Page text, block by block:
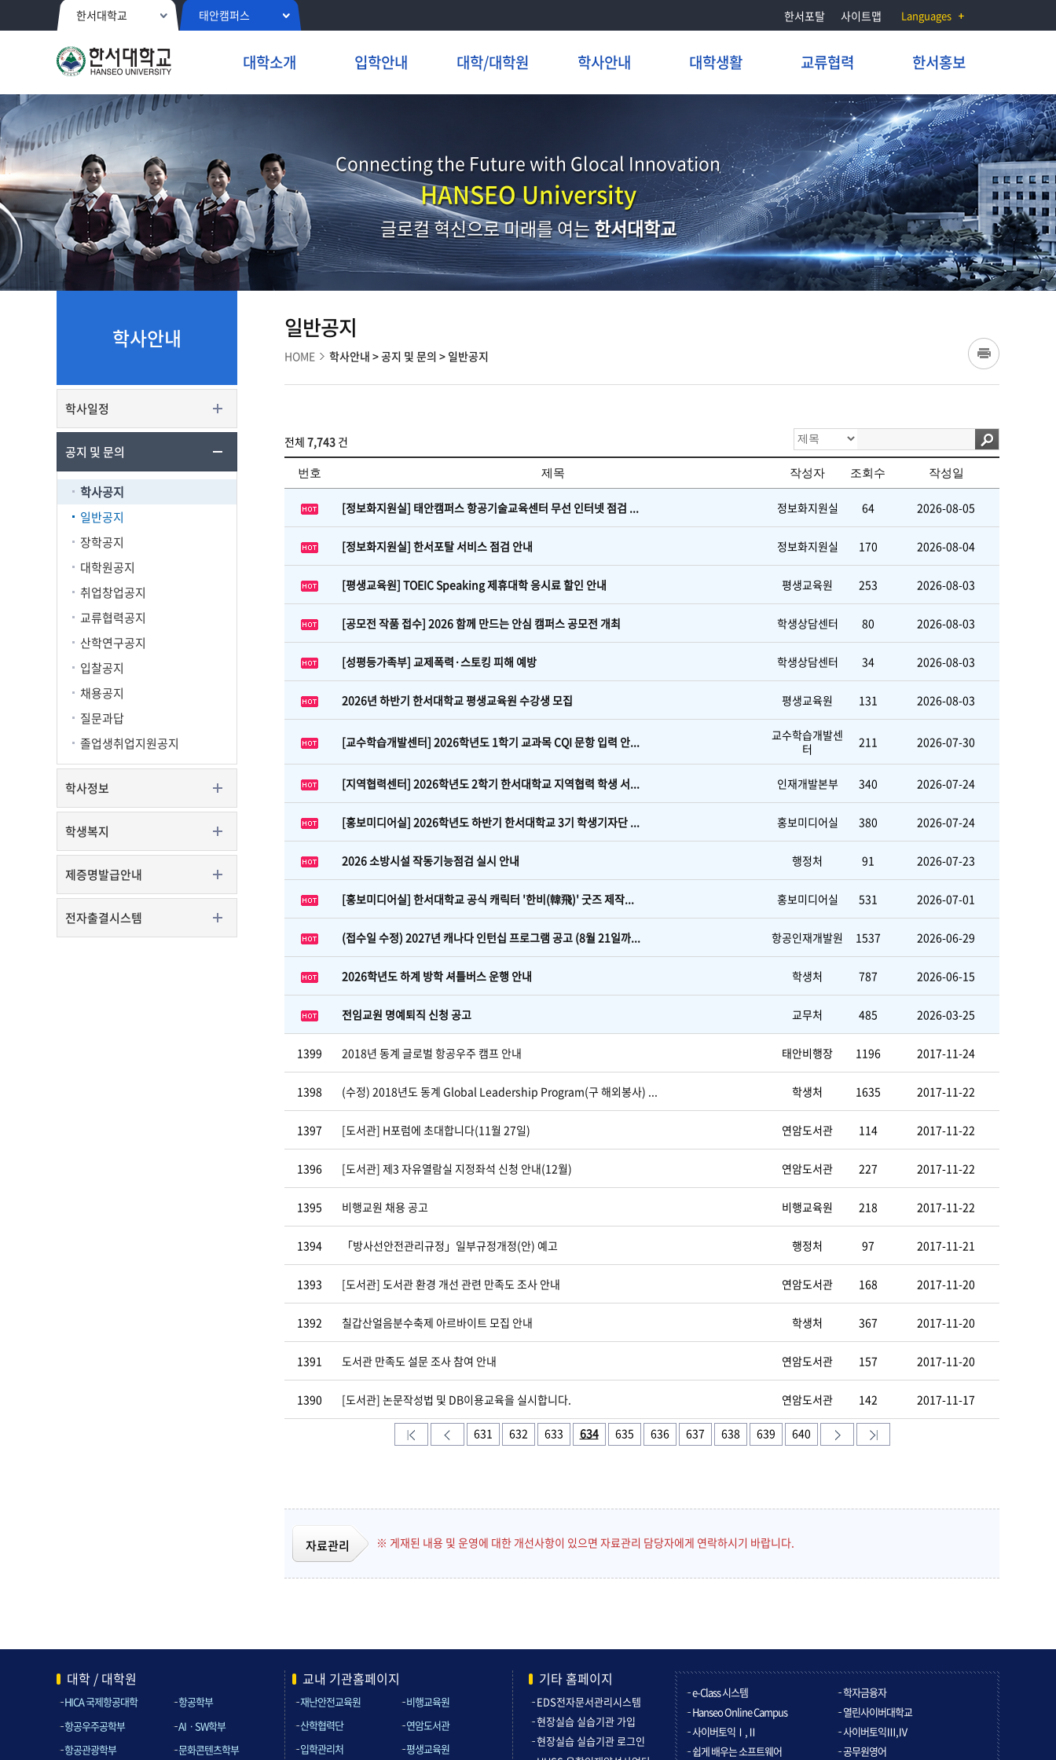
한서대학교 태안캠퍼스 한서포탈 사이트맵 Languages
대학소개 입학안내 대학/대학원 학사안내 대학생활 교류협력 한서홍보
Connecting the Future with Glocal Innovation
HANSEO University
글로컬 혁신으로 미래를 여는한서대학교
학사안내
학사일정
공지 및 문의
학사공지
일반공지
장학공지
대학원공지
취업창업공지
교류협력공지
산학연구공지
입찰공지
채용공지
질문과답
졸업생취업지원공지
학사정보
학생복지
제증명발급안내
전자출결시스템
일반공지
HOME 학사안내 >공지 및 문의 > 일반공지
전체 7,743 건
번호 제목 작성자 조회수 작성일
[정보화지원실] 태안캠퍼스 항공기술교육센터 무선 인터넷 점검 ... 정보화지원실 64 2026-08-05
[정보화지원실] 한서포탈 서비스 점검 안내 정보화지원실 170 2026-08-04
[평생교육원] TOEIC Speaking 제휴대학 응시료 할인 안내 평생교육원 253 2026-08-03
[공모전 작품 접수] 2026 함께 만드는 안심 캠퍼스 공모전 개최 학생상담센터 80 2026-08-03
[성평등가족부] 교제폭력·스토킹 피해 예방 학생상담센터 34 2026-08-03
2026년 하반기 한서대학교 평생교육원 수강생 모집 평생교육원 131 2026-08-03
[교수학습개발센터] 2026학년도 1학기 교과목 CQI 문항 입력 안...
교수학습개발센
터
211 2026-07-30
[지역협력센터] 2026학년도 2학기 한서대학교 지역협력 학생 서... 인재개발본부 340 2026-07-24
[홍보미디어실] 2026학년도 하반기 한서대학교 3기 학생기자단 ... 홍보미디어실 380 2026-07-24
2026 소방시설 작동기능점검 실시 안내 행정처 91 2026-07-23
[홍보미디어실] 한서대학교 공식 캐릭터 '한비(韓飛)' 굿즈 제작... 홍보미디어실 531 2026-07-01
(접수일 수정) 2027년 캐나다 인턴십 프로그램 공고 (8월 21일까... 항공인재개발원 1537 2026-06-29
2026학년도 하계 방학 셔틀버스 운행 안내 학생처 787 2026-06-15
전임교원 명예퇴직 신청 공고 교무처 485 2026-03-25
1399 2018년 동계 글로벌 항공우주 캠프 안내 태안비행장 1196 2017-11-24
1398 (수정) 2018년도 동계 Global Leadership Program(구 해외봉사) ... 학생처 1635 2017-11-22
1397 [도서관] H포럼에 초대합니다(11월 27일) 연암도서관 114 2017-11-22
1396 [도서관] 제3 자유열람실 지정좌석 신청 안내(12월) 연암도서관 227 2017-11-22
1395 비행교원 채용 공고 비행교육원 218 2017-11-22
1394 「방사선안전관리규정」일부규정개정(안) 예고 행정처 97 2017-11-21
1393 [도서관] 도서관 환경 개선 관련 만족도 조사 안내 연암도서관 168 2017-11-20
1392 칠갑산얼음분수축제 아르바이트 모집 안내 학생처 367 2017-11-20
1391 도서관 만족도 설문 조사 참여 안내 연암도서관 157 2017-11-20
1390 [도서관] 논문작성법 및 DB이용교육을 실시합니다. 연암도서관 142 2017-11-17
631 632 633 634 635 636 637 638 639 640
자료관리 ※ 게재된 내용 및 운영에 대한 개선사항이 있으면 자료관리 담당자에게 연락하시기 바랍니다.
대학 / 대학원
HICA 국제항공대학
항공학부
항공우주공학부
AIㆍSW학부
항공관광학부
문화콘텐츠학부
교내 기관홈페이지
재난안전교육원
비행교육원
산학협력단
연암도서관
입학관리처
평생교육원
기타 홈페이지
EDS전자문서관리시스템
현장실습 실습기관 가입
현장실습 실습기관 로그인
e-Class 시스템
학자금융자
Hanseo Online Campus
열린사이버대학교
사이버토익Ⅰ,Ⅱ
사이버토익Ⅲ,Ⅳ
쉽게 배우는 소프트웨어
공무원영어